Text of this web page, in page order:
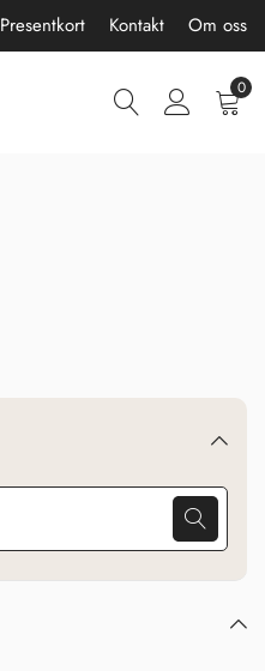
Presentkort Kontakt Om oss
0